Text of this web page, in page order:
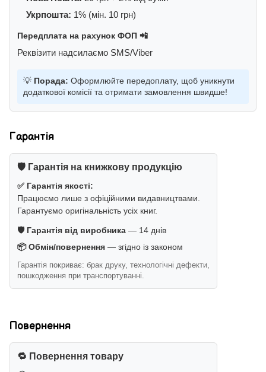
Укрпошта: 1% (мін. 10 грн)
Передплата на рахунок ФОП 📲
Реквізити надсилаємо SMS/Viber
💡 Порада: Оформлюйте передоплату, щоб уникнути
додаткової комісії та отримати замовлення швидше!
Гарантія
🛡️ Гарантія на книжкову продукцію
✅ Гарантія якості:
Працюємо лише з офіційними видавництвами.
Гарантуємо оригінальність усіх книг.
🛡️ Гарантія від виробника — 14 днів
📦 Обмін/повернення — згідно із законом
Гарантія покриває: брак друку, технологічні дефекти,
пошкодження при транспортуванні.
Повернення
🔁 Повернення товару